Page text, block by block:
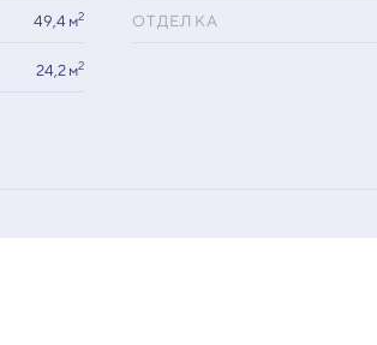
49,4 м2
24,2 м2
ОТДЕЛКА